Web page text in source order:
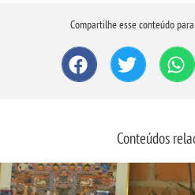
Compartilhe esse conteúdo
Conteúdos